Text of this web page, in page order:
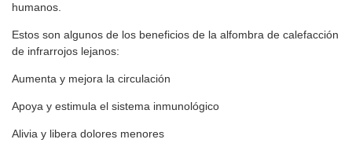
humanos.
Estos son algunos de los beneficios de la alfombra de calefacción
de infrarrojos lejanos:
Aumenta y mejora la circulación
Apoya y estimula el sistema inmunológico
Alivia y libera dolores menores